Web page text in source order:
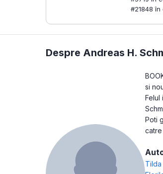
#21848
Despre Andreas H.
si
Felul
Poti
catre
Tilda